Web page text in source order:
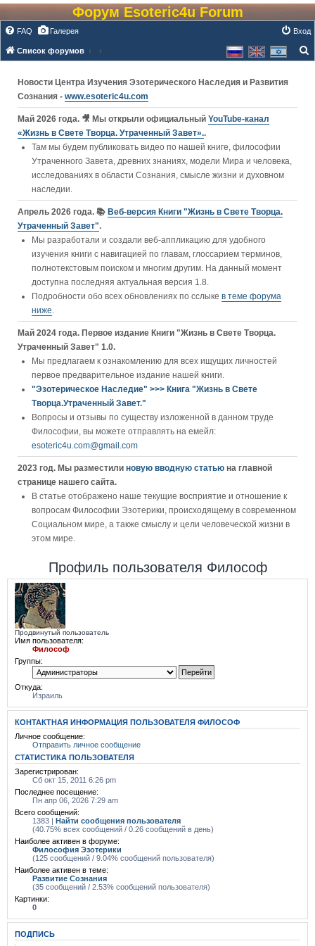
Форум Esoteric4u Forum
FAQ Галерея Вход
Список форумов
Новости Центра Изучения Эзотерического Наследия и Развития
Сознания - www.esoteric4u.com
Май 2026 года. 🎥 Мы открыли официальный YouTube‑канал
«Жизнь в Свете Творца. Утраченный Завет»..
Там мы будем публиковать видео по нашей книге, философии
Утраченного Завета, древних знаниях, модели Мира и человека,
исследованиях в области Сознания, смысле жизни и духовном
наследии.
Апрель 2026 года. 📚 Веб-версия Книги "Жизнь в Свете Творца.
Утраченный Завет".
Мы разработали и создали веб-аппликацию для удобного
изучения книги c навигацией по главам, глоссарием терминов,
полнотекстовым поиском и многим другим. На данный момент
доступна последняя актуальная версия 1.8.
Подробности обо всех обновлениях по сслыке в теме форума
ниже.
Май 2024 года. Первое издание Книги "Жизнь в Свете Творца.
Утраченный Завет" 1.0.
Мы предлагаем к ознакомлению для всех ищущих личностей
первое предварительное издание нашей книги.
"Эзотерическое Наследие" >>> Книга "Жизнь в Свете
Творца.Утраченный Завет."
Вопросы и отзывы по существу изложенной в данном труде
Философии, вы можете отправлять на емейл:
esoteric4u.com@gmail.com
2023 год. Мы разместили новую вводную статью на главной
странице нашего сайта.
В статье отображено наше текущие восприятие и отношение к
вопросам Философии Эзотерики, происходящему в современном
Социальном мире, а также смыслу и цели человеческой жизни в
этом мире.
Профиль пользователя Философ
Продвинутый пользователь
Имя пользователя:
Философ
Группы:
Откуда:
Израиль
КОНТАКТНАЯ ИНФОРМАЦИЯ ПОЛЬЗОВАТЕЛЯ ФИЛОСОФ
Личное сообщение:
Отправить личное сообщение
СТАТИСТИКА ПОЛЬЗОВАТЕЛЯ
Зарегистрирован:
Сб окт 15, 2011 6:26 pm
Последнее посещение:
Пн апр 06, 2026 7:29 am
Всего сообщений:
1383 | Найти сообщения пользователя
(40.75% всех сообщений / 0.26 сообщений в день)
Наиболее активен в форуме:
Философия Эзотерики
(125 сообщений / 9.04% сообщений пользователя)
Наиболее активен в теме:
Развитие Сознания
(35 сообщений / 2.53% сообщений пользователя)
Картинки:
0
ПОДПИСЬ